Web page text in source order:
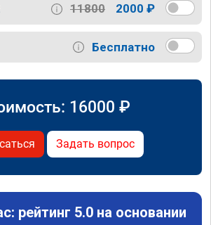
11800 2000 ₽
Бесплатно
16000 ₽
Задать вопрос
рейтинг 5.0 на основании